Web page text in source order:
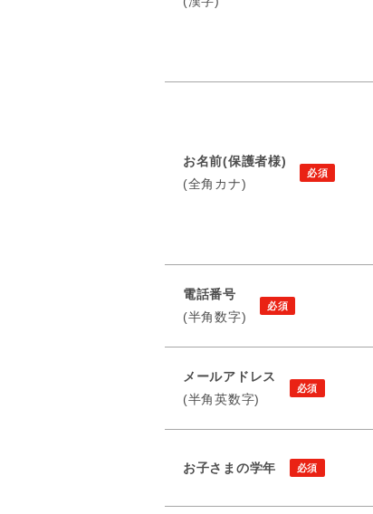
お名前(保護者様)
(全角カナ)
電話番号
(半角数字)
メールアドレス
(半角英数字)
お子さまの学年